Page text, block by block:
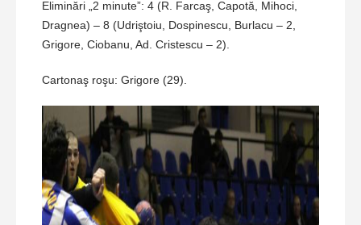
Eliminări „2 minute”: 4 (R. Farcaş, Capotă, Mihoci,
Dragnea) – 8 (Udriştoiu, Dospinescu, Burlacu – 2,
Grigore, Ciobanu, Ad. Cristescu – 2).
Cartonaş roşu: Grigore (29).